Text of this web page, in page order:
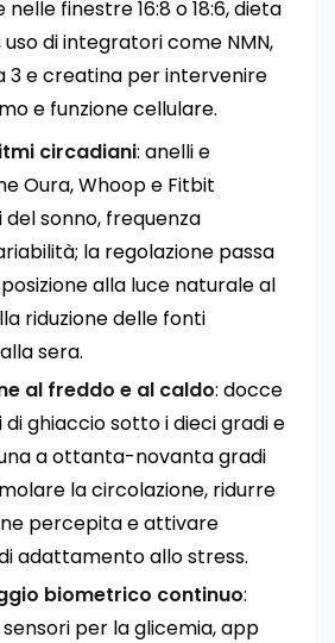
finestre 16:8 o 18:6, dieta
di integratori come NMN,
3 e creatina per intervenire
e funzione cellulare.
circadiani: anelli e
Oura, Whoop e Fitbit
del sonno, frequenza
la regolazione passa
alla luce naturale al
riduzione delle fonti
sera.
al freddo e al caldo: docce
ghiaccio sotto i dieci gradi e
a ottanta-novanta gradi
la circolazione, ridurre
percepita e attivare
adattamento allo stress.
biometrico continuo:
per la glicemia, app